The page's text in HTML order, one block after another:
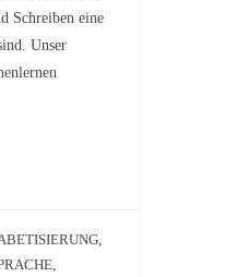
Schreiben eine
Unser
,
,